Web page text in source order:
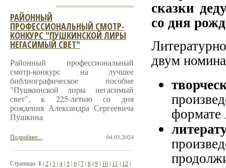
сказки
со дня
двум
РАЙОННЫЙ
ПРОФЕССИОНАЛЬНЫЙ СМОТР-
КОНКУРС "ПУШКИНСКОЙ ЛИРЫ
НЕГАСИМЫЙ СВЕТ"
Районный профессиональный
смотр-конкурс на лучшее
библиографическое пособие
"Пушкинской лиры негасимый
свет", к 225-летию со дня
рождения Александра Сергеевича
Пушкина
04.03.2024
Подробнее...
Страницы: 1 |2|3 |4| 5|6|7|8|9| 10| 11 | 12|